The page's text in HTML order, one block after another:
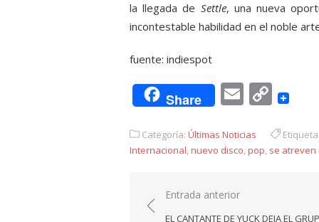
la llegada de Settle, una nueva
incontestable habilidad en el noble
fuente: indiespot
Share EmailCopy
Categoría: Últimas Noticias Etiqueta:
Internacional,nuevo disco,pop, se atreven
Navegación
de
Entrada anterior
EL CANTANTE DE YUCK DEJA EL